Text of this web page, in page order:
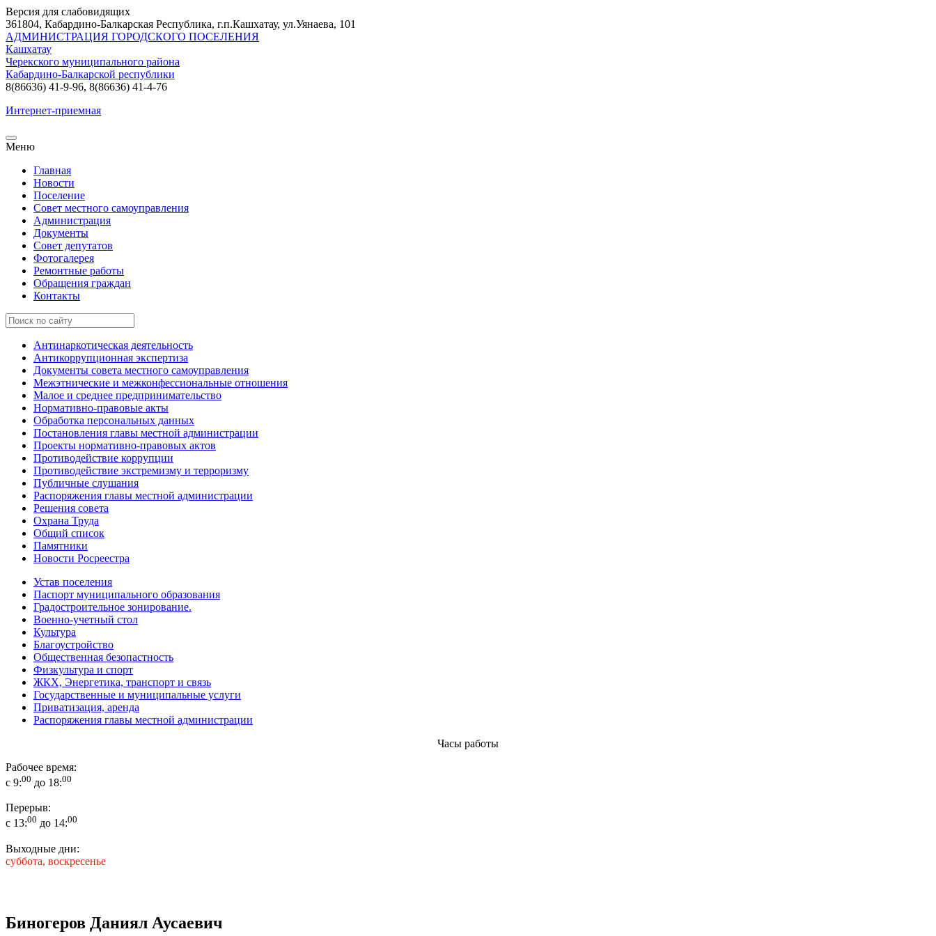
Версия для слабовидящих
361804, Кабардино-Балкарская Республика, г.п.Кашхатау, ул.Уянаева, 101
АДМИНИСТРАЦИЯ ГОРОДСКОГО ПОСЕЛЕНИЯ
Кашхатау
Черекского муниципального района
Кабардино-Балкарской республики
8(86636) 41-9-96, 8(86636) 41-4-76
Интернет-приемная
Меню
Главная
Новости
Поселение
Совет местного самоуправления
Администрация
Документы
Совет депутатов
Фотогалерея
Ремонтные работы
Обращения граждан
Контакты
Антинаркотическая деятельность
Антикоррупционная экспертиза
Документы совета местного самоуправления
Межэтнические и межконфессиональные отношения
Малое и среднее предпринимательство
Нормативно-правовые акты
Обработка персональных данных
Постановления главы местной администрации
Проекты нормативно-правовых актов
Противодействие коррупции
Противодействие экстремизму и терроризму
Публичные слушания
Распоряжения главы местной администрации
Решения совета
Охрана Труда
Общий список
Памятники
Новости Росреестра
Устав поселения
Паспорт муниципального образования
Градостроительное зонирование.
Военно-учетный стол
Культура
Благоустройство
Общественная безопастность
Физкультура и спорт
ЖКХ, Энергетика, транспорт и связь
Государственные и муниципальные услуги
Приватизация, аренда
Распоряжения главы местной администрации
Часы работы
Рабочее время:
с 9:00 до 18:00
Перерыв:
с 13:00 до 14:00
Выходные дни:
суббота, воскресенье
Биногеров Даниял Аусаевич